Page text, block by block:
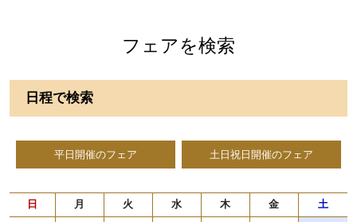
フェアを検索
日程で検索
平日開催のフェア 土日祝日開催のフェア
日 月 火 水 木 金 土